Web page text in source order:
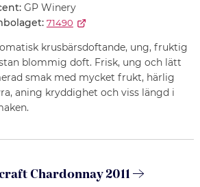
GP Winery
71490
krusbärsdoftande, ung, fruktig
blommig doft. Frisk, ung och lätt
smak med mycket frukt, härlig
aning kryddighet och viss längd i
Chardonnay 2011